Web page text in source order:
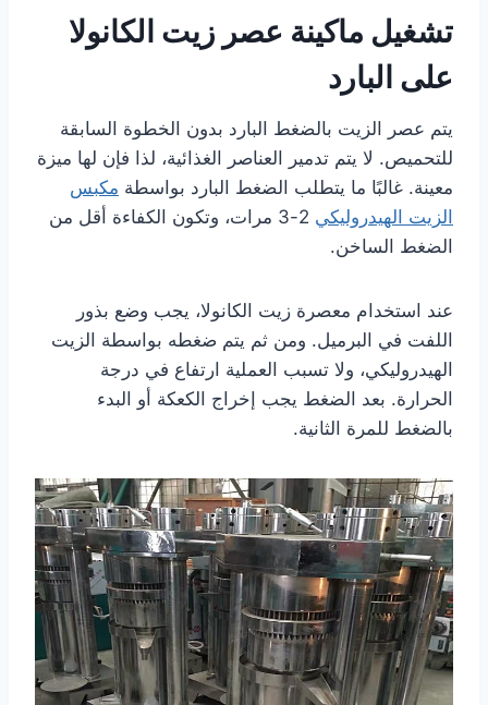
تشغيل ماكينة عصر زيت الكانولا
على البارد
يتم عصر الزيت بالضغط البارد بدون الخطوة السابقة
للتحميص. لا يتم تدمير العناصر الغذائية، لذا فإن لها ميزة
معينة. غالبًا ما يتطلب الضغط البارد بواسطة مكبس
الزيت الهيدروليكي
2-3 مرات، وتكون الكفاءة أقل من
الضغط الساخن.
عند استخدام معصرة زيت الكانولا، يجب وضع بذور
اللفت في البرميل. ومن ثم يتم ضغطه بواسطة الزيت
الهيدروليكي، ولا تسبب العملية ارتفاع في درجة
الحرارة. بعد الضغط يجب إخراج الكعكة أو البدء
بالضغط للمرة الثانية.